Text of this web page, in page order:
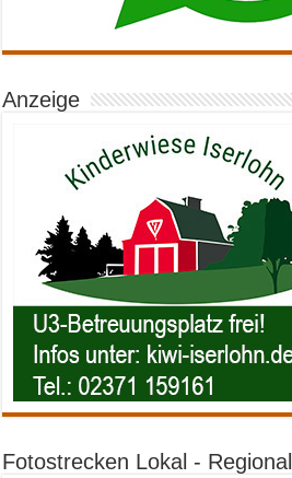
Anzeige
Fotostrecken Lokal - Regional